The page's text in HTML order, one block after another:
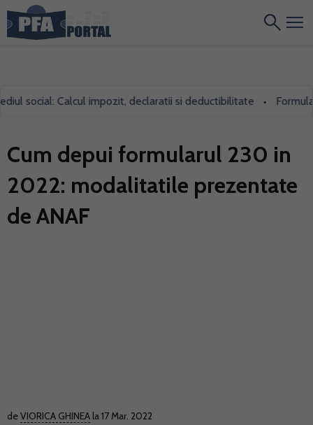
social: Calcul impozit, declaratii si deductibilitate •
Cum depui formularul 230 in
2022: modalitatile prezentate
de ANAF
deVIORICA GHINEA la 17 Mar. 2022